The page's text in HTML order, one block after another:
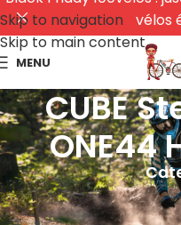
Skip to navigation
Skip to main content
MENU
CUBE
ONE44
Accueil
Produits identifiés “CUBE
vélos